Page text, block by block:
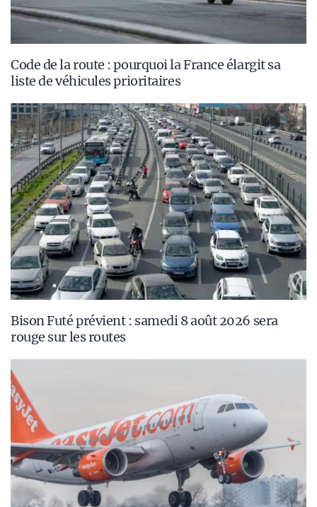
Code de la route : pourquoi la France élargit sa
liste de véhicules prioritaires
Bison Futé prévient : samedi 8 août 2026 sera
rouge sur les routes